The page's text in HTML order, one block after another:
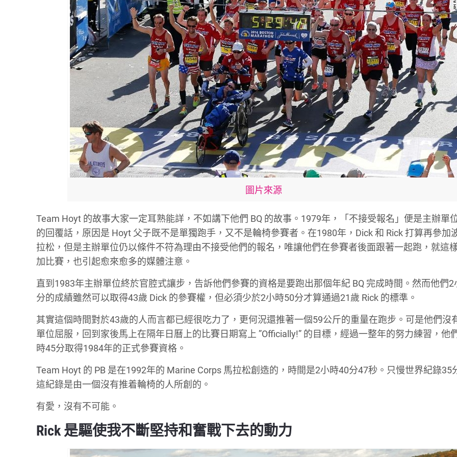
圖片來源
Team Hoyt 的故事大家一定耳熟能詳，不如講下他們 BQ 的故事。1979年，「不接受報名」便是主辦單
的回覆話，原因是 Hoyt 父子既不是單獨跑手，又不是輪椅參賽者。在1980年，Dick 和 Rick 打算再參加
拉松，但是主辦單位仍以條件不符為理由不接受他們的報名，唯讓他們在參賽者後面跟著一起跑，就這
加比賽，也引起愈來愈多的媒體注意。
直到1983年主辦單位終於官腔式讓步，告訴他們參賽的資格是要跑出那個年紀 BQ 完成時間。然而他們2
分的成績雖然可以取得43歲 Dick 的參賽權，但必須少於2小時50分才算通過21歲 Rick 的標準。
其實這個時間對於43歲的人而言都已經很吃力了，更何況還推著一個59公斤的重量在跑步。可是他們沒
單位屈服，回到家後馬上在隔年日曆上的比賽日期寫上 ”Officially!” 的目標，經過一整年的努力練習，他
時45分取得1984年的正式參賽資格。
Team Hoyt 的 PB 是在1992年的 Marine Corps 馬拉松創造的，時間是2小時40分47秒。只慢世界紀錄35
這紀錄是由一個沒有推着輪椅的人所創的。
有愛，沒有不可能。
Rick 是驅使我不斷堅持和奮戰下去的動力